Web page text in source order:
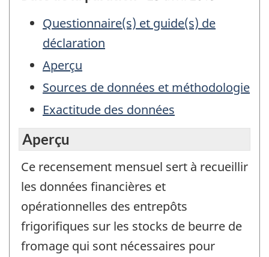
Questionnaire(s) et guide(s) de
déclaration
Aperçu
Sources de données et méthodologie
Exactitude des données
Aperçu
Ce recensement mensuel sert à recueillir
les données financières et
opérationnelles des entrepôts
frigorifiques sur les stocks de beurre de
fromage qui sont nécessaires pour